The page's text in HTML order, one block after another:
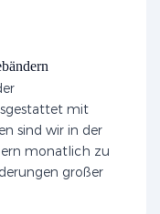
mit
sind wir in der
monatlich zu
großer